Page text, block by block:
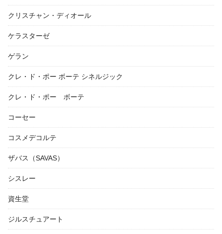
クリスチャン・ディオール
ケラスターゼ
ゲラン
クレ・ド・ポー ボーテ シネルジック
クレ・ド・ポー ボーテ
コーセー
コスメデコルテ
ザバス（SAVAS）
シスレー
資生堂
ジルスチュアート